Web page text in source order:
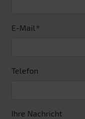
E-Mail
Telefon
Ihre Nachricht